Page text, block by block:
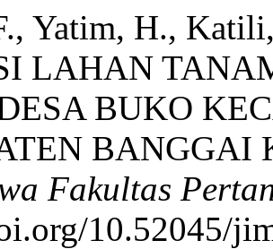
Yatim, H.,
LAHAN
BUKO
Fakultas
10.52045/